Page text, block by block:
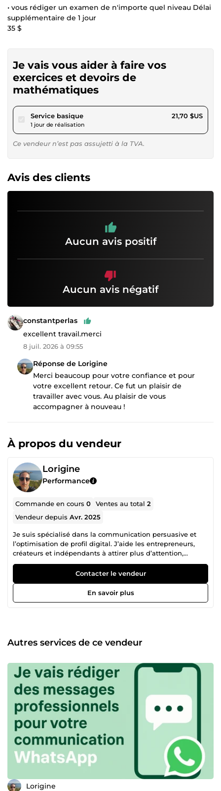
• vous rédiger un examen de n'importe quel niveau Délai
supplémentaire de 1 jour
35 $
Je vais vous aider à faire vos
exercices et devoirs de
mathématiques
Service basiquepour 20,00 $US
1 jour de réalisation
21,70 $US
Ce vendeur n’est pas assujetti à la TVA.
Avis des clients
Aucun avis positif
Aucun avis négatif
constantperlas
excellent travail.merci
8 juil. 2026 à 09:55
Réponse de Lorigine
Merci beaucoup pour votre confiance et pour
votre excellent retour. Ce fut un plaisir de
travailler avec vous. Au plaisir de vous
accompagner à nouveau !
À propos du vendeur
Lorigine
Performance
Commande en cours0 Ventes au total2
Vendeur depuisAvr. 2025
Je suis spécialisé dans la communication persuasive et
l’optimisation de profil digital. J’aide les entrepreneurs,
créateurs et indépendants à attirer plus d’attention,
obtenir plus de réponses et augmenter leurs conversions
grâce à : • messages WhatsApp ultra efficaces
(prospection, relance, négociation, message stratégique) •
biographies Instagram professionnelles et convaincantes •
hooks puissants pour TikTok / Reels pour capter l’attention
immédiat. Si vous cherchez un contenu percutant et
professionnel dès le premier envoi, vous êtes au bon
Contacter le vendeur
En savoir plus
Autres services de ce vendeur
Lorigine